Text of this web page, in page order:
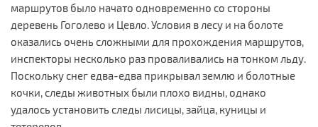
маршрутов было начато одновременно со стороны
деревень Гоголево и Цевло. Условия в лесу и на болоте
оказались очень сложными для прохождения маршрутов,
инспекторы несколько раз проваливались на тонком льду.
Поскольку снег едва-едва прикрывал землю и болотные
кочки, следы животных были плохо видны, однако
удалось установить следы лисицы, зайца, куницы и